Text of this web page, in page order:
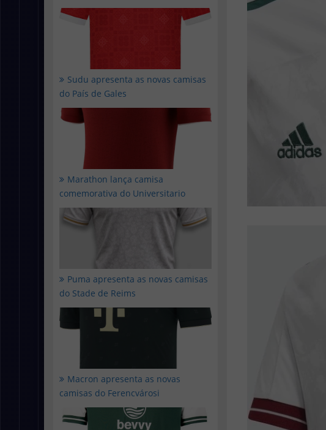
Sudu apresenta as novas camisas
do País de Gales
Marathon lança camisa
comemorativa do Universitario
Puma apresenta as novas camisas
do Stade de Reims
Macron apresenta as novas
camisas do Ferencvárosi